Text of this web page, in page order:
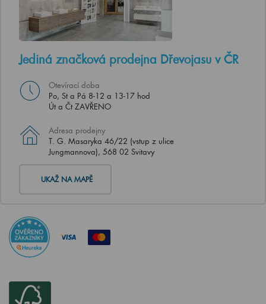
Jediná značková prodejna Dřevojasu v ČR
Otevírací doba
Po, St a Pá 8-12 a 13-17 hod
Út a Čt ZAVŘENO
Adresa prodejny
T. G. Masaryka 46/22 (vstup z ulice
Jungmannova), 568 02 Svitavy
UKAŽ NA MAPĚ